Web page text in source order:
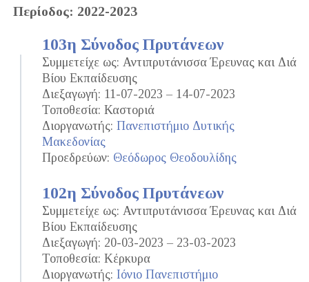
Περίοδος: 2022-2023
103η Σύνοδος Πρυτάνεων
Συμμετείχε ως: Αντιπρυτάνισσα Έρευνας και Διά
Βίου Εκπαίδευσης
Διεξαγωγή: 11-07-2023 – 14-07-2023
Τοποθεσία: Καστοριά
Διοργανωτής: Πανεπιστήμιο Δυτικής
Μακεδονίας
Προεδρεύων: Θεόδωρος Θεοδουλίδης
102η Σύνοδος Πρυτάνεων
Συμμετείχε ως: Αντιπρυτάνισσα Έρευνας και Διά
Βίου Εκπαίδευσης
Διεξαγωγή: 20-03-2023 – 23-03-2023
Τοποθεσία: Κέρκυρα
Διοργανωτής: Ιόνιο Πανεπιστήμιο